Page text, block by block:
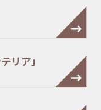
リア」